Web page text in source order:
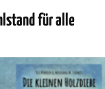
für alle